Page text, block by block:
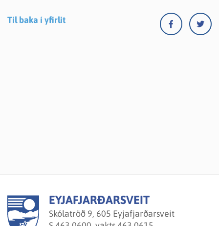
Til baka í yfirlit
EYJAFJARÐARSVEIT
Skólatröð 9, 605 Eyjafjarðarsveit